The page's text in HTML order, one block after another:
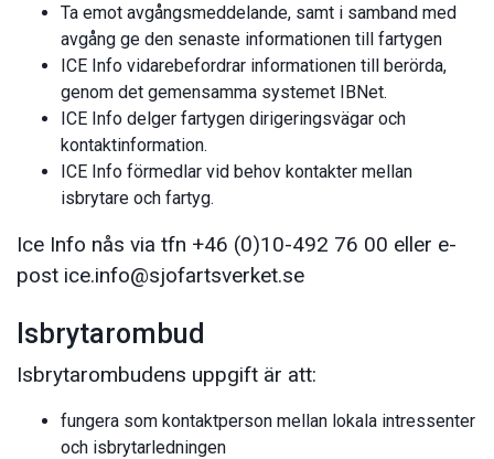
Ta emot avgångsmeddelande, samt i samband med
avgång ge den senaste informationen till fartygen
ICE Info vidarebefordrar informationen till berörda,
genom det gemensamma systemet IBNet.
ICE Info delger fartygen dirigeringsvägar och
kontaktinformation.
ICE Info förmedlar vid behov kontakter mellan
isbrytare och fartyg.
Ice Info nås via tfn +46 (0)10-492 76 00 eller e-
post ice.info@sjofartsverket.se
Isbrytarombud
Isbrytarombudens uppgift är att:
fungera som kontaktperson mellan lokala intressenter
och isbrytarledningen